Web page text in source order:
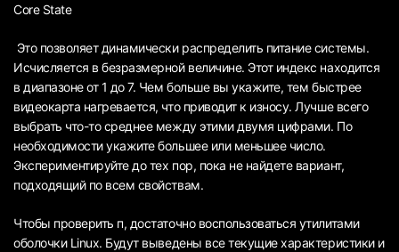
Core State
Это позволяет динамически распределить питание системы.
Исчисляется в безразмерной величине. Этот индекс находится
в диапазоне от 1 до 7. Чем больше вы укажите, тем быстрее
видеокарта нагревается, что приводит к износу. Лучше всего
выбрать что-то среднее между этими двумя цифрами. По
необходимости укажите большее или меньшее число.
Экспериментируйте до тех пор, пока не найдете вариант,
подходящий по всем свойствам.
Чтобы проверить п, достаточно воспользоваться утилитами
оболочки Linux. Будут выведены все текущие характеристики и